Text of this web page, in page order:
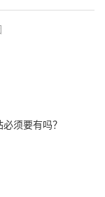
须要有吗？